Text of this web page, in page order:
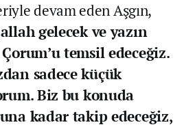
devam eden Aşgın,
gelecek ve yazın
temsil edeceğiz.
sadece küçük
Biz bu konuda
kadar takip edeceğiz,